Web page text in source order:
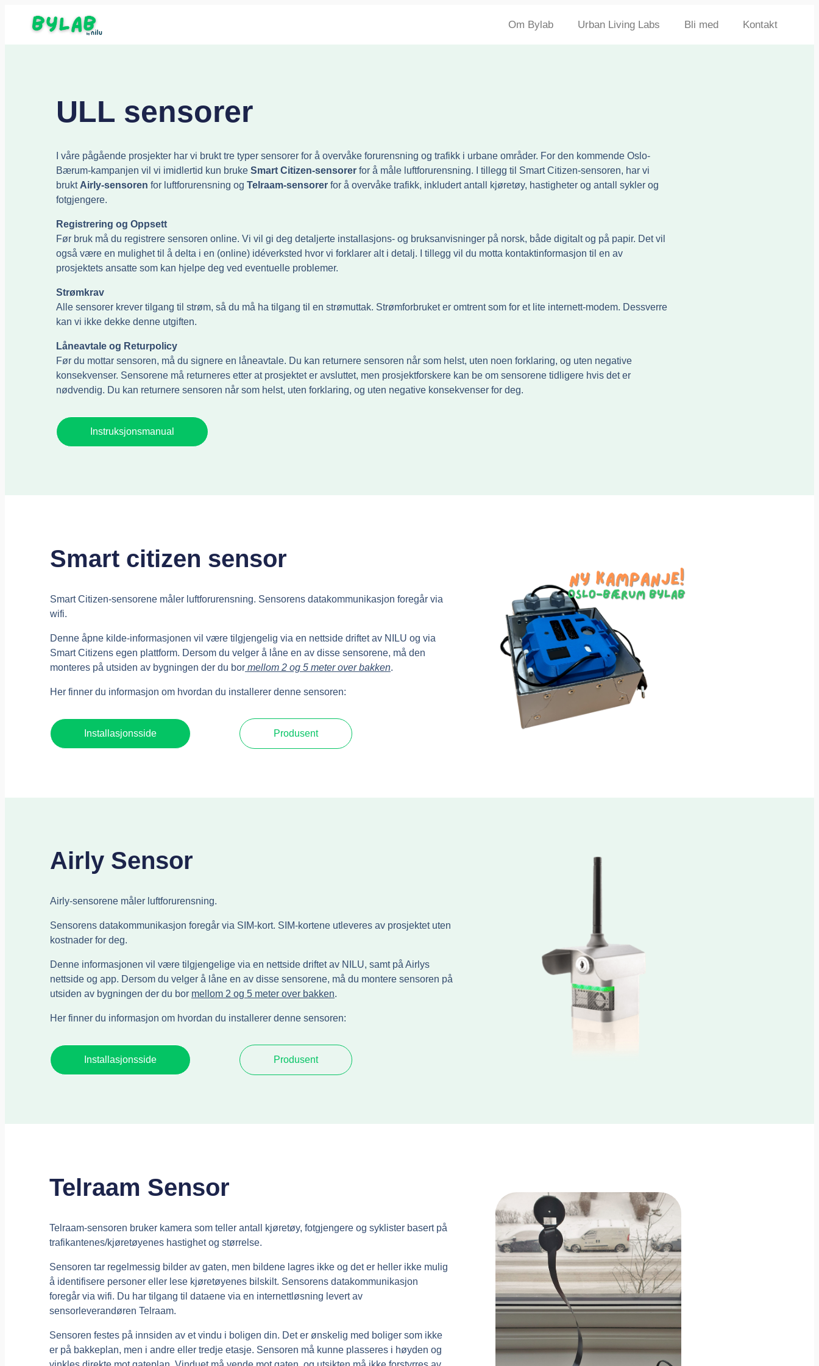
Om Bylab Urban Living Labs Bli med Kontakt
ULL sensorer
I våre pågående prosjekter har vi brukt tre typer sensorer for å overvåke forurensning og trafikk i urbane områder. For den kommende Oslo-
Bærum-kampanjen vil vi imidlertid kun brukeSmart Citizen-sensorer for å måle luftforurensning. I tillegg til Smart Citizen-sensoren, har vi
brukt Airly-sensoren for luftforurensning ogTelraam-sensorer for å overvåke trafikk, inkludert antall kjøretøy, hastigheter og antall sykler og
fotgjengere.
Registrering og Oppsett
Før bruk må du registrere sensoren online. Vi vil gi deg detaljerte installasjons- og bruksanvisninger på norsk, både digitalt og på papir. Det vil
også være en mulighet til å delta i en (online) idéverksted hvor vi forklarer alt i detalj. I tillegg vil du motta kontaktinformasjon til en av
prosjektets ansatte som kan hjelpe deg ved eventuelle problemer.
Strømkrav
Alle sensorer krever tilgang til strøm, så du må ha tilgang til en strømuttak. Strømforbruket er omtrent som for et lite internett-modem. Dessverre
kan vi ikke dekke denne utgiften.
Låneavtale og Returpolicy
Før du mottar sensoren, må du signere en låneavtale. Du kan returnere sensoren når som helst, uten noen forklaring, og uten negative
konsekvenser. Sensorene må returneres etter at prosjektet er avsluttet, men prosjektforskere kan be om sensorene tidligere hvis det er
nødvendig. Du kan returnere sensoren når som helst, uten forklaring, og uten negative konsekvenser for deg.
Instruksjonsmanual
Smart citizen sensor
Smart Citizen-sensorene måler luftforurensning. Sensorens datakommunikasjon foregår via
wifi.
Denne åpne kilde-informasjonen vil være tilgjengelig via en nettside driftet av NILU og via
Smart Citizens egen plattform. Dersom du velger å låne en av disse sensorene, må den
monteres på utsiden av bygningen der du bormellom 2 og 5 meter over bakken.
Her finner du informasjon om hvordan du installerer denne sensoren:
Installasjonsside Produsent
Airly Sensor
Airly-sensorene måler luftforurensning.
Sensorens datakommunikasjon foregår via SIM-kort. SIM-kortene utleveres av prosjektet uten
kostnader for deg.
Denne informasjonen vil være tilgjengelige via en nettside driftet av NILU, samt på Airlys
nettside og app. Dersom du velger å låne en av disse sensorene, må du montere sensoren på
utsiden av bygningen der du bor mellom 2 og 5 meter over bakken.
Her finner du informasjon om hvordan du installerer denne sensoren:
Installasjonsside Produsent
Telraam Sensor
Telraam-sensoren bruker kamera som teller antall kjøretøy, fotgjengere og syklister basert på
trafikantenes/kjøretøyenes hastighet og størrelse.
Sensoren tar regelmessig bilder av gaten, men bildene lagres ikke og det er heller ikke mulig
å identifisere personer eller lese kjøretøyenes bilskilt. Sensorens datakommunikasjon
foregår via wifi. Du har tilgang til dataene via en internettløsning levert av
sensorleverandøren Telraam.
Sensoren festes på innsiden av et vindu i boligen din. Det er ønskelig med boliger som ikke
er på bakkeplan, men i andre eller tredje etasje. Sensoren må kunne plasseres i høyden og